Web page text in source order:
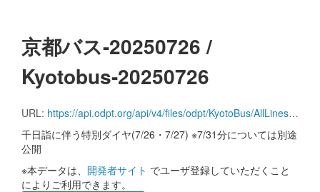
京都バス-20250726 /
Kyotobus-20250726
URL: https://api.odpt.org/api/v4/files/odpt/KyotoBus/AllLines.zip?date=20250726&acl:consumerKey=[アクセストークン/YOUR_ACCESS_TOKEN]
千日詣に伴う特別ダイヤ(7/26・7/27) ※7/31分については別途
公開
※本データは、 開発者サイト でユーザ登録していただくこと
によりご利用できます。